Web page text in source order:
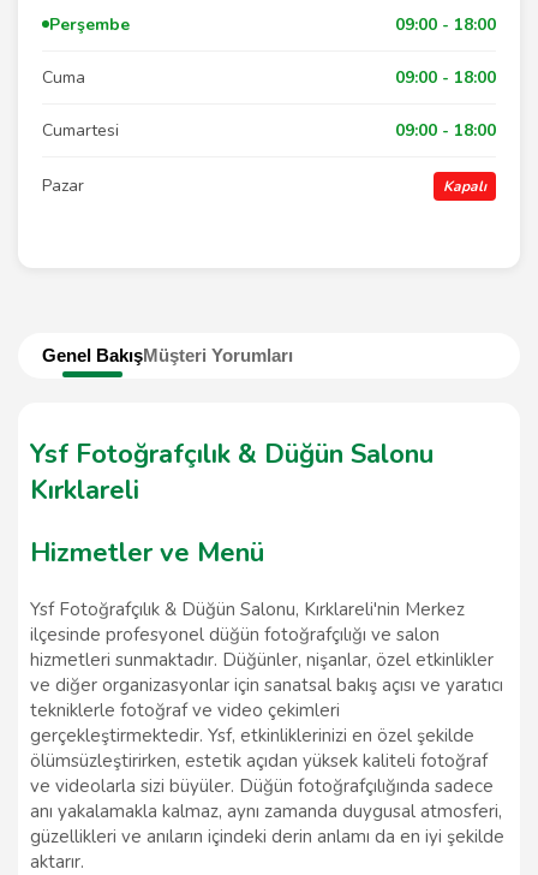
Genel BakışMüşteri Yorumları
Ysf Fotoğrafçılık & Düğün Salonu
Kırklareli
Hizmetler ve Menü
Ysf Fotoğrafçılık & Düğün Salonu, Kırklareli'nin Merkez
ilçesinde profesyonel düğün fotoğrafçılığı ve salon
hizmetleri sunmaktadır. Düğünler, nişanlar, özel etkinlikler
ve diğer organizasyonlar için sanatsal bakış açısı ve yaratıcı
tekniklerle fotoğraf ve video çekimleri
gerçekleştirmektedir. Ysf, etkinliklerinizi en özel şekilde
ölümsüzleştirirken, estetik açıdan yüksek kaliteli fotoğraf
ve videolarla sizi büyüler. Düğün fotoğrafçılığında sadece
anı yakalamakla kalmaz, aynı zamanda duygusal atmosferi,
güzellikleri ve anıların içindeki derin anlamı da en iyi şekilde
aktarır.
Perşembe 09:00 - 18:00
Cuma 09:00 - 18:00
Cumartesi 09:00 - 18:00
Pazar Kapalı